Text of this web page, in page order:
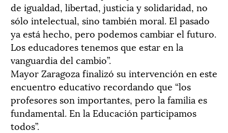
de igualdad, libertad, justicia y solidaridad, no
sólo intelectual, sino también moral. El pasado
ya está hecho, pero podemos cambiar el futuro.
Los educadores tenemos que estar en la
vanguardia del cambio”.
Mayor Zaragoza finalizó su intervención en este
encuentro educativo recordando que “los
profesores son importantes, pero la familia es
fundamental. En la Educación participamos
todos”.